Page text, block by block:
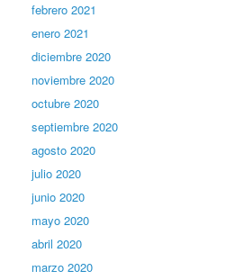
febrero 2021
enero 2021
diciembre 2020
noviembre 2020
octubre 2020
septiembre 2020
agosto 2020
julio 2020
junio 2020
mayo 2020
abril 2020
marzo 2020